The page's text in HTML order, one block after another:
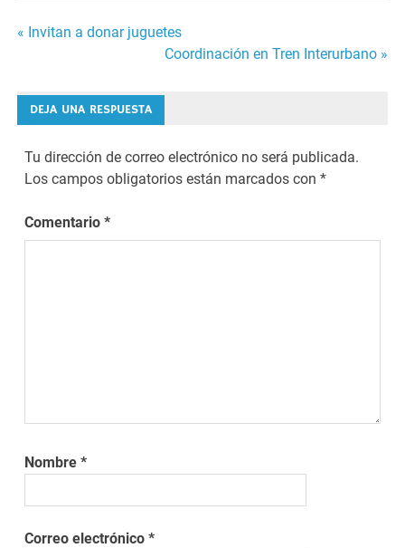
Navegación
entradas
« Invitan a donar juguetes
Coordinación en Tren Interurbano »
DEJA UNA RESPUESTA
Tu dirección de correo electrónico no será publicada.
Los campos obligatorios están marcados con*
Comentario*
Nombre*
Correo electrónico*